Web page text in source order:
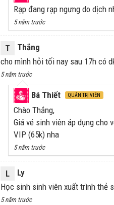
Rạp đang rạp ngưng do dịch
5 năm trước
T
Thắng
cho mình hỏi tối nay sau 17h có
5 năm trước
Bá Thiết QUẢN TRỊ VIÊN
Chào Thắng,
Giá vé sinh viên áp dụng cho
VIP (65k) nha
5 năm trước
L
Ly
Học sinh sinh viên xuất trình thẻ
5 năm trước